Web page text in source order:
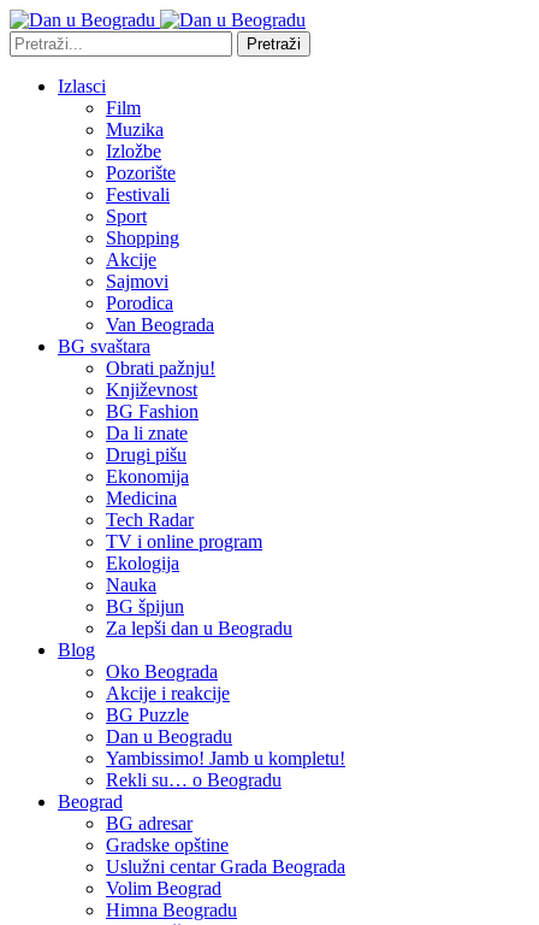
Pretraži
Izlasci
Film
Muzika
Izložbe
Pozorište
Festivali
Sport
Shopping
Akcije
Sajmovi
Porodica
Van Beograda
BG svaštara
Obrati pažnju!
Književnost
BG Fashion
Da li znate
Drugi pišu
Ekonomija
Medicina
Tech Radar
TV i online program
Ekologija
Nauka
BG špijun
Za lepši dan u Beogradu
Blog
Oko Beograda
Akcije i reakcije
BG Puzzle
Dan u Beogradu
Yambissimo! Jamb u kompletu!
Rekli su… o Beogradu
Beograd
BG adresar
Gradske opštine
Uslužni centar Grada Beograda
Volim Beograd
Himna Beogradu